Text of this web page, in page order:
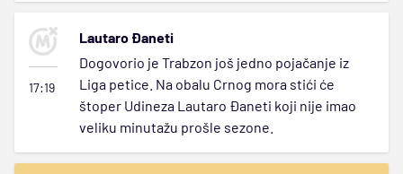
17:19
Lautaro Đaneti
Dogovorio je Trabzon još jedno pojačanje iz
Liga petice. Na obalu Crnog mora stići će
štoper Udineza Lautaro Đaneti koji nije imao
veliku minutažu prošle sezone.